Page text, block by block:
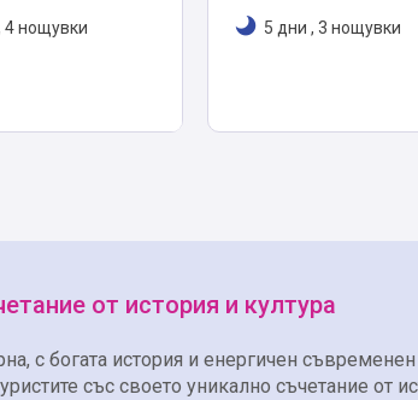
4 нощувки 5 дни , 3 нощувки
от история и култура
с богата история и енергичен
със своето уникално съчетание